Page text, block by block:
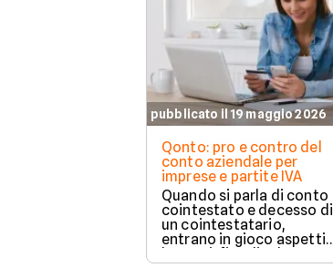
pubblicato il 19 maggio 2026
Qonto: pro e contro del
conto aziendale per
imprese e partite IVA
Quando si parla di conto
cointestato e decesso di
un cointestatario,
entrano in gioco aspetti
bancari, fiscali ed
ereditari che spesso